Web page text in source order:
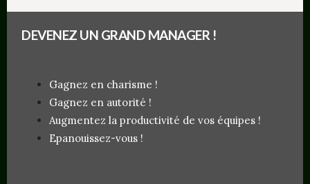
Pour ne pas manquer mon prochain article
D’ailleurs que pensez-vous de ce Défi alléger son
quotidien en 30 jours ?
DEVENEZ UN GRAND MANAGER !
Gagnez en charisme !
Gagnez en autorité !
Augmentez la productivité de vos équipes !
Epanouissez-vous !